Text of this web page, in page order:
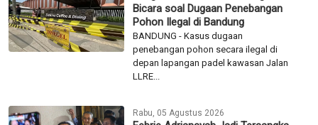
Kamis, 06 Agustus 2026
Ramah Tamah Rektor dan Dekan
Vokasi di Olimpiade Vokasi
Indonesia, Gubernur Khofifah:
Jatim Siap Jadi Pusat
Khofifah Indar Parawansa